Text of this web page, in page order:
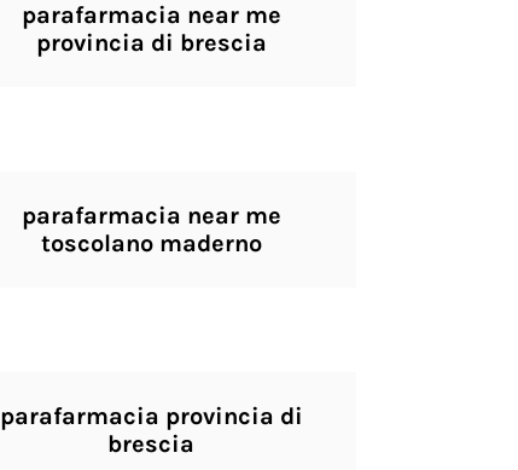
parafarmacia near me
provincia di brescia
parafarmacia near me
toscolano maderno
parafarmacia provincia di
brescia